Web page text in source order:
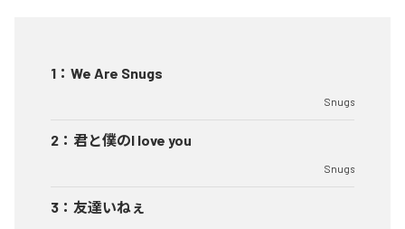
1 ： We Are Snugs
Snugs
2 ： 君と僕のI love you
Snugs
3 ： 友達いねぇ